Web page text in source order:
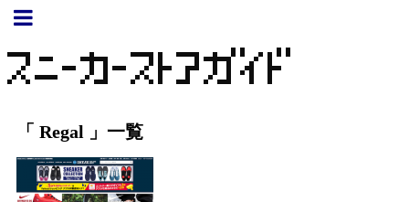
「 Regal 」一覧